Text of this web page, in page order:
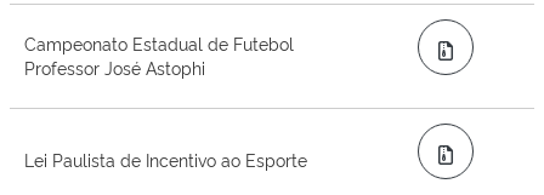
Campeonato Estadual de Futebol
Professor José Astophi
Zip
Lei Paulista de Incentivo ao Esporte Zip